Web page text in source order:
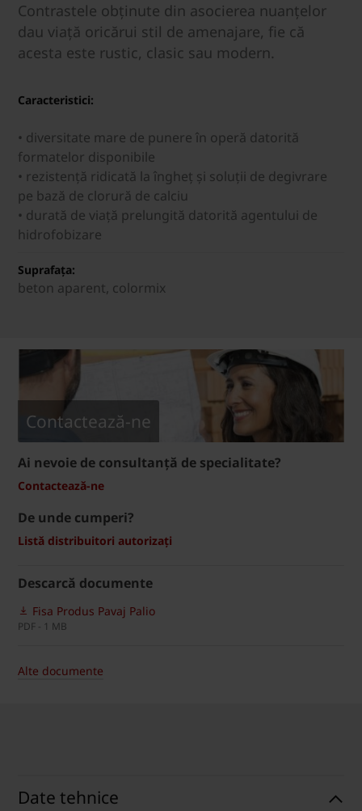
Contrastele obținute din asocierea nuanțelor
dau viață oricărui stil de amenajare, fie că
acesta este rustic, clasic sau modern.
Caracteristici:
• diversitate mare de punere în operă datorită
formatelor disponibile
• rezistenţă ridicată la îngheţ şi soluții de degivrare
pe bază de clorură de calciu
• durată de viață prelungită datorită agentului de
hidrofobizare
Suprafața:
beton aparent, colormix
Contactează-ne
Ai nevoie de consultanță de specialitate?
Contactează-ne
De unde cumperi?
Listă distribuitori autorizați
Descarcă documente
Fisa Produs Pavaj Palio
PDF - 1 MB
Alte documente
Date tehnice